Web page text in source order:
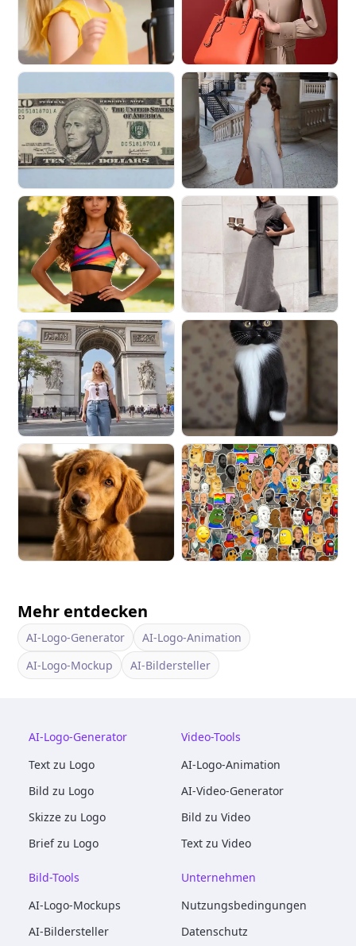
Mehr entdecken
AI-Logo-Generator
AI-Logo-Animation
AI-Logo-Mockup
AI-Bildersteller
AI-Logo-Generator
Text zu Logo
Bild zu Logo
Skizze zu Logo
Brief zu Logo
Video-Tools
AI-Logo-Animation
AI-Video-Generator
Bild zu Video
Text zu Video
Bild-Tools
AI-Logo-Mockups
AI-Bildersteller
Unternehmen
Nutzungsbedingungen
Datenschutz